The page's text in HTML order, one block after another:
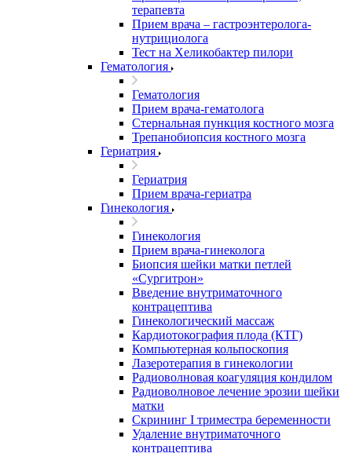
терапевта
Прием врача – гастроэнтеролога-
нутрициолога
Тест на Хеликобактер пилори
Гематология
Гематология
Прием врача-гематолога
Стернальная пункция костного мозга
Трепанобиопсия костного мозга
Гериатрия
Гериатрия
Прием врача-гериатра
Гинекология
Гинекология
Прием врача-гинеколога
Биопсия шейки матки петлей
«Сургитрон»
Введение внутриматочного
контрацептива
Гинекологический массаж
Кардиотокография плода (КТГ)
Компьютерная кольпоскопия
Лазеротерапия в гинекологии
Радиоволновая коагуляция кондилом
Радиоволновое лечение эрозии шейки
матки
Скрининг I триместра беременности
Удаление внутриматочного
контрацептива